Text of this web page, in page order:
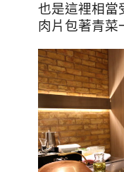
也是這裡相當
肉片包著青菜